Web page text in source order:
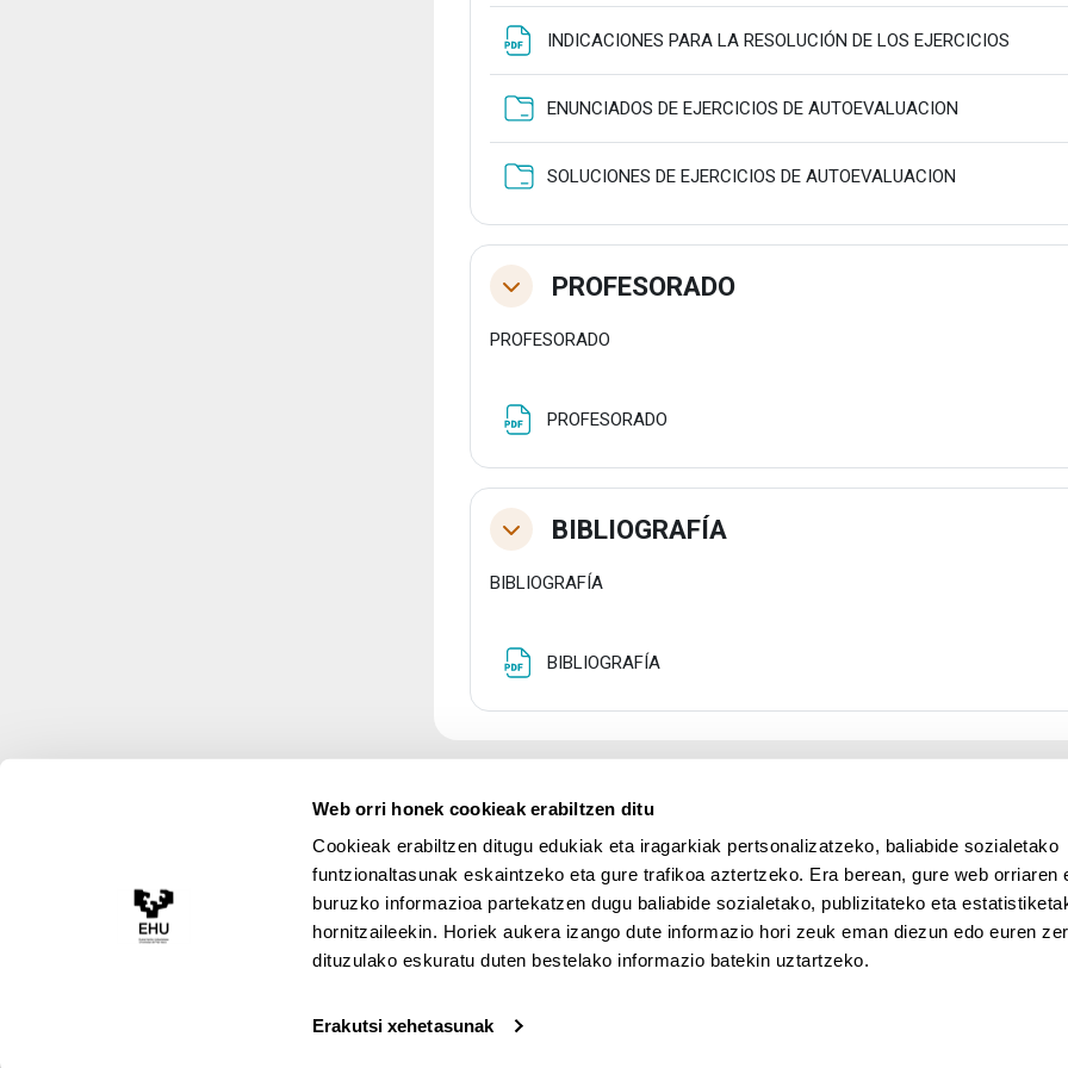
Web orri honek cookieak erabiltzen ditu
Cookieak erabiltzen ditugu edukiak eta iragarkiak pertsonalizatzeko, baliabide sozialetako
funtzionaltasunak eskaintzeko eta gure trafikoa aztertzeko. Era berean, gure web orriaren
buruzko informazioa partekatzen dugu baliabide sozialetako, publizitateko eta
hornitzaileekin. Horiek aukera izango dute informazio hori zeuk eman diezun edo euren
dituzulako eskuratu duten bestelako informazio batekin uztartzeko.
Erakutsi xehetasunak
INDICACIONES PARA LA RESOLUCIÓN DE LOS EJERCICIOS
ENUNCIADOS DE EJERCICIOS DE AUTOEVALUACION
SOLUCIONES DE EJERCICIOS DE AUTOEVALUACION
TolestuPROFESORADO
PROFESORADO
PROFESORADO
TolestuBIBLIOGRAFÍA
BIBLIOGRAFÍA
BIBLIOGRAFÍA
Lege Oharra
Cookie-Politika
Erabiltzeko baldintzak
App deskargatu UPV/EHU en Facebook (abre
UPV/EHU en Twitter
UPV/EHU en
UPV/